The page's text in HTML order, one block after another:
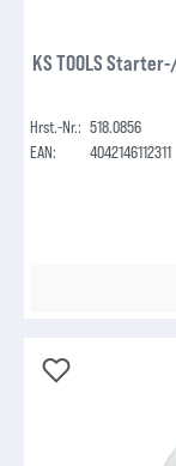
KS TOOLS
Hrst.-Nr.: 518.0856
EAN:
4042146112311